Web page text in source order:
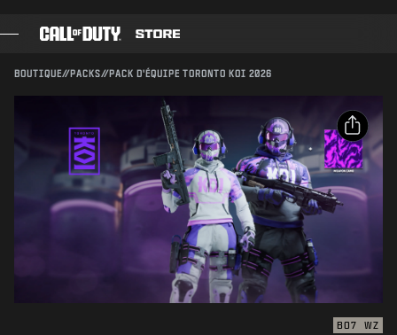
PASSE DE COMBAT
BLACK CELL
POINTS COD
BOUTIQUE//PACKS//PACK D'ÉQUIPE TORONTO KOI 2026
Compatible avec :
CONFIRMER L'ACHAT
ANNULER
Activision peut mettre à jour, remplacer ou supprimer
ce contenu en jeu à tout moment.
PARTAGER
Email
Facebook
X
Copier le lien
BO7 WZ